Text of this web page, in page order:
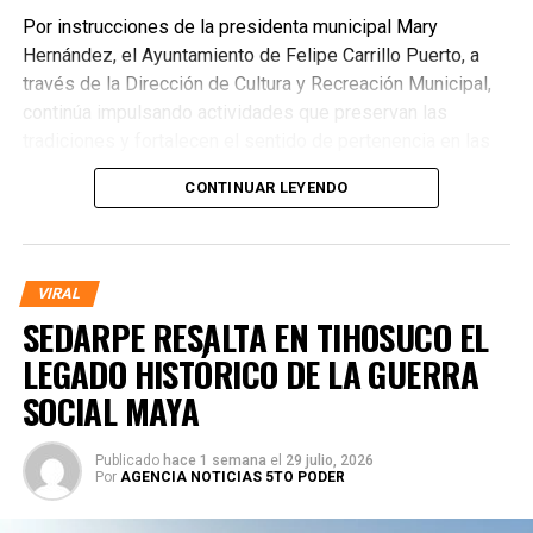
Por instrucciones de la presidenta municipal Mary
Hernández, el Ayuntamiento de Felipe Carrillo Puerto, a
través de la Dirección de Cultura y Recreación Municipal,
continúa impulsando actividades que preservan las
comunidades. Este evento, realizado en uno de los puntos
más emblemáticos de la historia maya, reafirmó el
CONTINUAR LEYENDO
VIRAL
SEDARPE RESALTA EN TIHOSUCO EL
LEGADO HISTÓRICO DE LA GUERRA
SOCIAL MAYA
Publicado hace 1 semana el 29 julio, 2026
Por AGENCIA NOTICIAS 5TO PODER